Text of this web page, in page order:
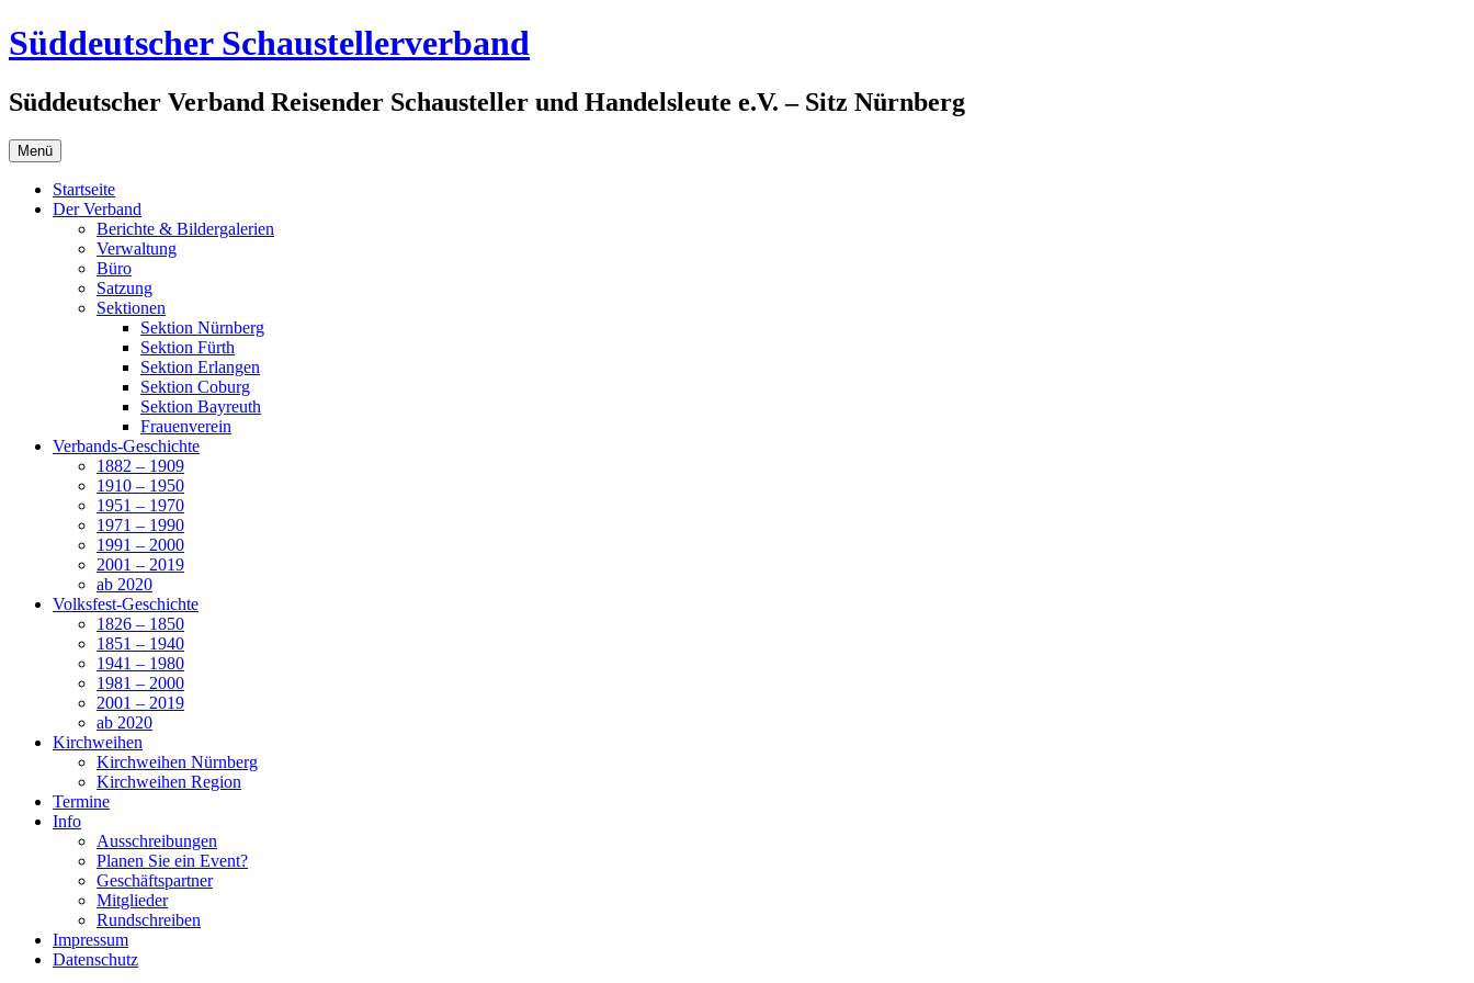
Zum
Inhalt
Süddeutscher Schaustellerverband
Süddeutscher Verband Reisender Schausteller und Handelsleute e.V. – Sitz Nürnberg
Menü
Startseite
Der Verband
Berichte & Bildergalerien
Verwaltung
Büro
Satzung
Sektionen
Sektion Nürnberg
Sektion Fürth
Sektion Erlangen
Sektion Coburg
Sektion Bayreuth
Frauenverein
Verbands-Geschichte
1882 – 1909
1910 – 1950
1951 – 1970
1971 – 1990
1991 – 2000
2001 – 2019
ab 2020
Volksfest-Geschichte
1826 – 1850
1851 – 1940
1941 – 1980
1981 – 2000
2001 – 2019
ab 2020
Kirchweihen
Kirchweihen Nürnberg
Kirchweihen Region
Termine
Info
Ausschreibungen
Planen Sie ein Event?
Geschäftspartner
Mitglieder
Rundschreiben
Impressum
Datenschutz